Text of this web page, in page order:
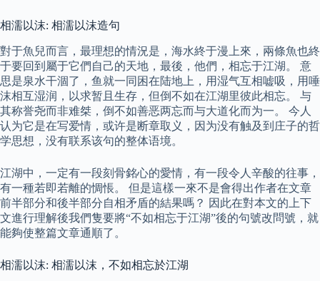
相濡以沫: 相濡以沫造句
對于魚兒而言，最理想的情況是，海水終于漫上來，兩條魚也終
于要回到屬于它們自己的天地，最後，他們，相忘于江湖。 意
思是泉水干涸了，鱼就一同困在陆地上，用湿气互相嘘吸，用唾
沫相互湿润，以求暂且生存，但倒不如在江湖里彼此相忘。 与
其称誉尧而非难桀，倒不如善恶两忘而与大道化而为一。 今人
认为它是在写爱情，或许是断章取义，因为没有触及到庄子的哲
学思想，没有联系该句的整体语境。
江湖中，一定有一段刻骨銘心的愛情，有一段令人辛酸的往事，
有一種若即若離的惆悵。 但是這樣一來不是會得出作者在文章
前半部分和後半部分自相矛盾的結果嗎？ 因此在對本文的上下
文進行理解後我們隻要將“不如相忘于江湖”後的句號改問號，就
能夠使整篇文章通順了。
相濡以沫: 相濡以沫，不如相忘於江湖